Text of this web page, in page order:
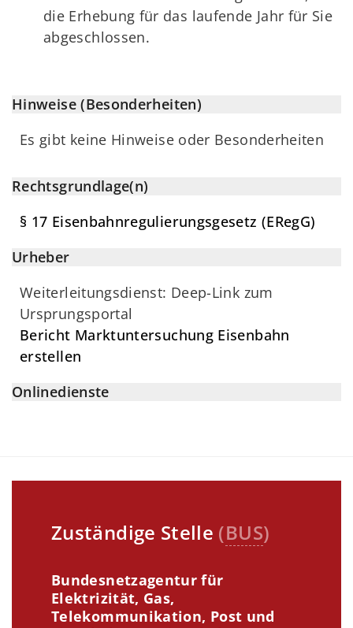
die Erhebung für das laufende Jahr für Sie
abgeschlossen.
Hinweise (Besonderheiten)
Es gibt keine Hinweise oder Besonderheiten
Rechtsgrundlage(n)
§ 17 Eisenbahnregulierungsgesetz (ERegG)
Urheber
Weiterleitungsdienst: Deep-Link zum
Ursprungsportal
Bericht Marktuntersuchung Eisenbahn
erstellen
Onlinedienste
Zuständige Stelle (BUS)
Bundesnetzagentur für
Elektrizität, Gas,
Telekommunikation, Post und